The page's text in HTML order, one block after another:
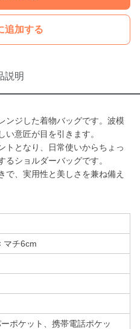
追加する
説明
ンジした着物バッグです。波模
意匠が目を引きます。
トとなり、日常使いからちょっ
るショルダーバッグです。
で、実用性と美しさを兼ね備え
マチ6cm
ポケット、携帯電話ポケッ